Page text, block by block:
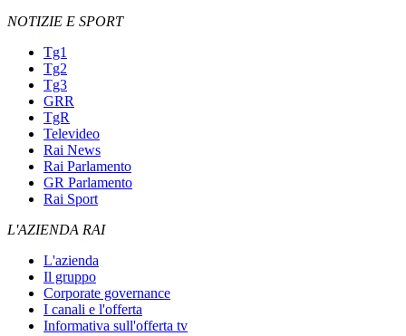
NOTIZIE E SPORT
Tg1
Tg2
Tg3
GRR
TgR
Televideo
Rai News
Rai Parlamento
GR Parlamento
Rai Sport
L'AZIENDA RAI
L'azienda
Il gruppo
Corporate governance
I canali e l'offerta
Informativa sull'offerta tv